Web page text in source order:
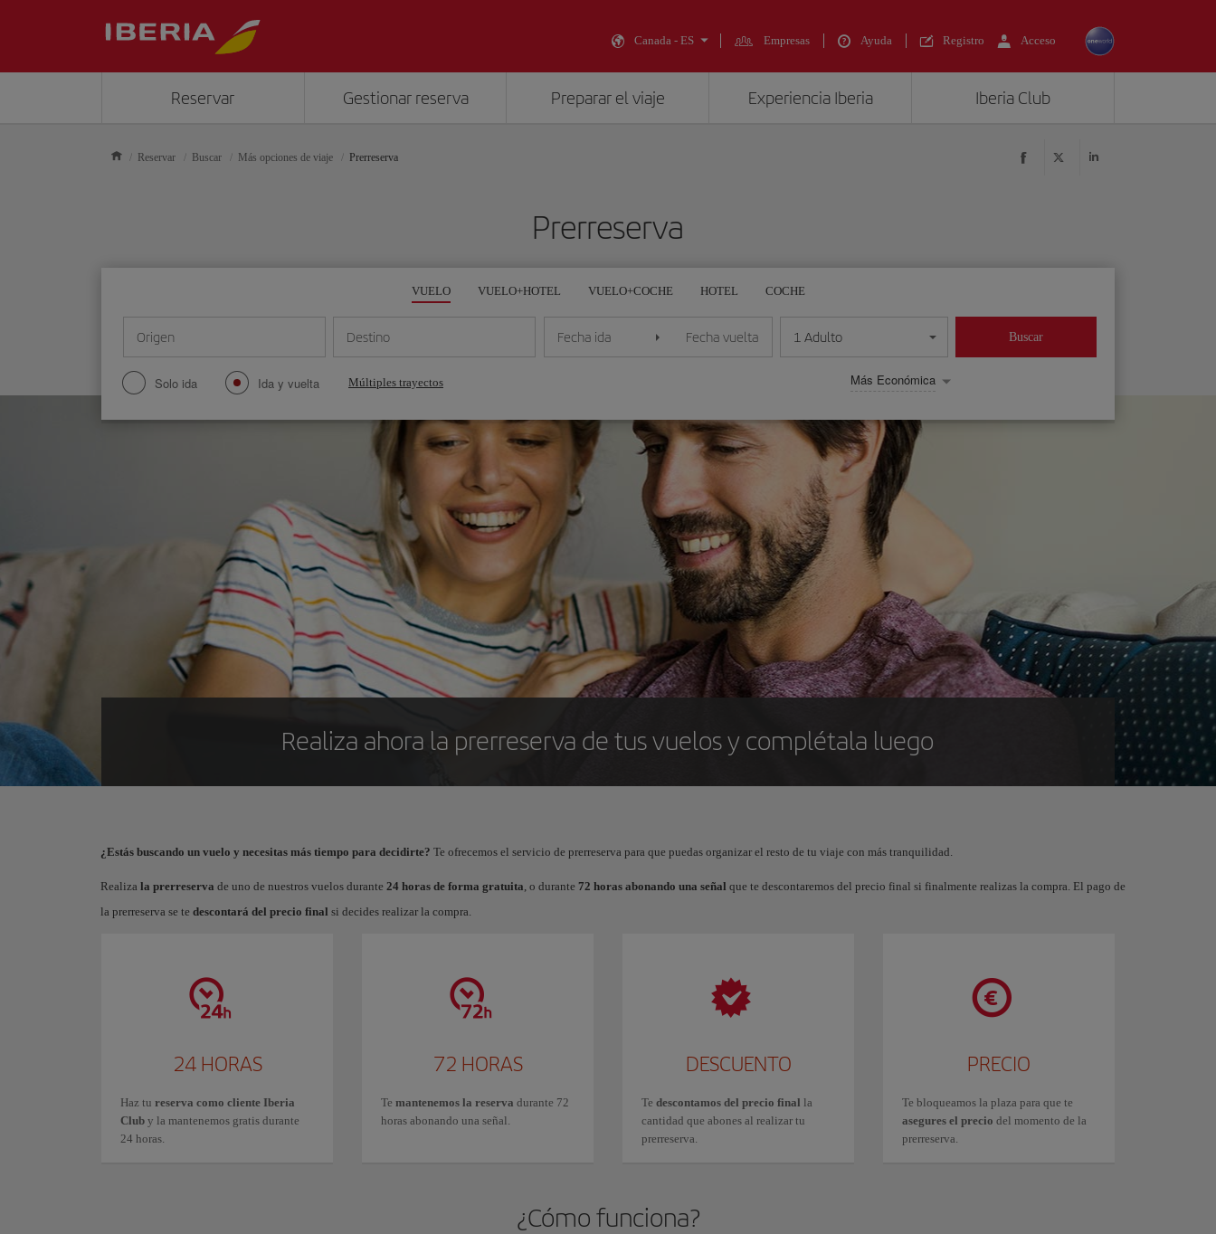
Canada - ES Empresas Ayuda Registro Acceso
Reservar Gestionar reserva Preparar el viaje Experiencia Iberia Iberia Club
Reservar Buscar Más opciones de viaje Prerreserva
Prerreserva
VUELO VUELO+HOTEL VUELO+COCHE HOTEL COCHE
Origen Destino
Solo ida Ida y vuelta Múltiples trayectos
Fecha ida Fecha vuelta 1 Adulto
Más Económica
Buscar
Realiza ahora la prerreserva de tus vuelos y complétala luego
¿Estás buscando un vuelo y necesitas más tiempo para decidirte? Te ofrecemos el servicio de prerreserva para que puedas organizar el resto de tu viaje con más tranquilidad.
Realiza la prerreserva de uno de nuestros vuelos durante 24 horas de forma gratuita, o durante 72 horas abonando una señal que te descontaremos del precio final si finalmente realizas la compra. El pago de
la prerreserva se te descontará del precio final si decides realizar la compra.
24 HORAS
Haz tu reserva como cliente Iberia
Club y la mantenemos gratis durante
24 horas.
72 HORAS
Te mantenemos la reserva durante 72
horas abonando una señal.
DESCUENTO
Te descontamos del precio final la
cantidad que abones al realizar tu
prerreserva.
PRECIO
Te bloqueamos la plaza para que te
asegures el precio del momento de la
prerreserva.
¿Cómo funciona?